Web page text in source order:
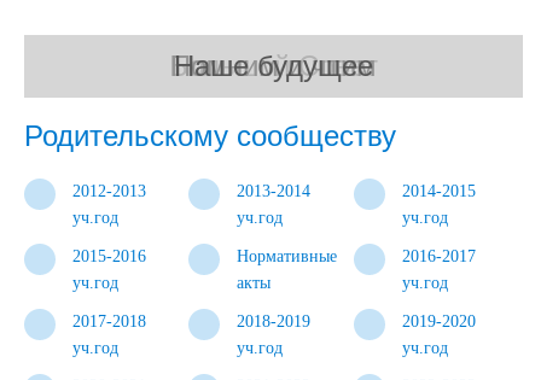
Большой Совет
Помним и чтим
Наше будущее
Родительскому сообществу
2012-2013
уч.год
2013-2014
уч.год
2014-2015
уч.год
2015-2016
уч.год
Нормативные
акты
2016-2017
уч.год
2017-2018
уч.год
2018-2019
уч.год
2019-2020
уч.год